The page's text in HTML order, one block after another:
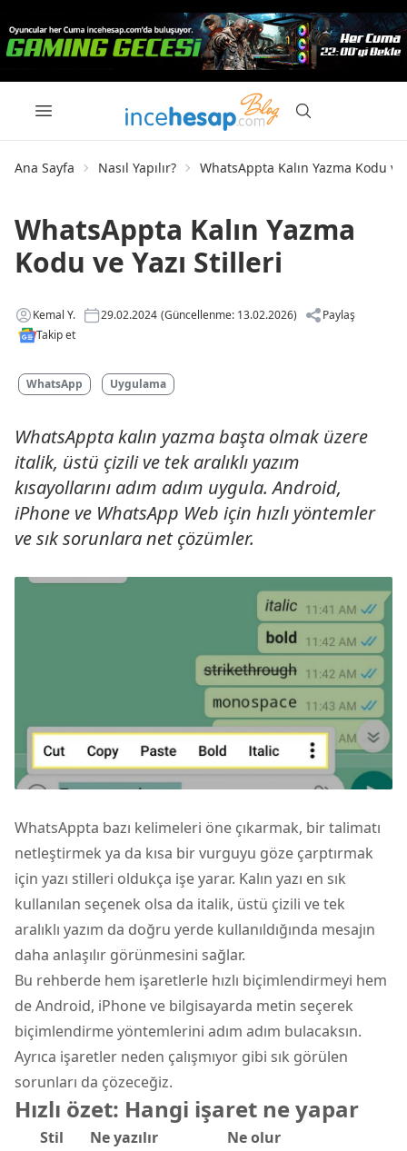
Ana Sayfa Nasıl Yapılır? WhatsAppta Kalın Yazma Kodu ve
WhatsAppta Kalın Yazma
Kodu ve Yazı Stilleri
Kemal Y. 29.02.2024 (Güncellenme: 13.02.2026)
Paylaş
Takip et
WhatsApp Uygulama
WhatsAppta kalın yazma başta olmak üzere
italik, üstü çizili ve tek aralıklı yazım
kısayollarını adım adım uygula. Android,
iPhone ve WhatsApp Web için hızlı yöntemler
ve sık sorunlara net çözümler.
WhatsAppta bazı kelimeleri öne çıkarmak, bir talimatı
netleştirmek ya da kısa bir vurguyu göze çarptırmak
için yazı stilleri oldukça işe yarar. Kalın yazı en sık
kullanılan seçenek olsa da italik, üstü çizili ve tek
aralıklı yazım da doğru yerde kullanıldığında mesajın
daha anlaşılır görünmesini sağlar.
Bu rehberde hem işaretlerle hızlı biçimlendirmeyi hem
deAndroid, iPhone ve bilgisayarda metin seçerek
biçimlendirme yöntemlerini adım adım bulacaksın.
Ayrıca işaretler neden çalışmıyor gibi sık görülen
sorunları da çözeceğiz.
Hızlı özet: Hangi işaret ne yapar
Stil Ne yazılır
Ne olur